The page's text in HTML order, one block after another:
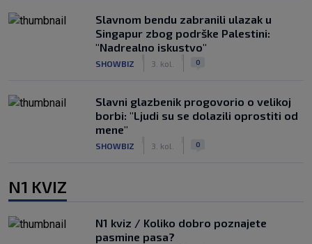
Slavnom bendu zabranili ulazak u
Singapur zbog podrške Palestini:
"Nadrealno iskustvo"
SHOWBIZ 3. kol. 0
Slavni glazbenik progovorio o velikoj
borbi: "Ljudi su se dolazili oprostiti od
mene"
SHOWBIZ 3. kol. 0
N1 KVIZ
N1 kviz / Koliko dobro poznajete
pasmine pasa?